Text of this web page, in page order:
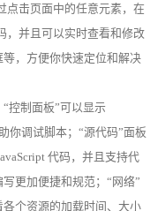
点击页面中的任意元素，在
，并且可以实时查看和修改
等，方便你快速定位和解决
控制面板”可以显示
你调试脚本；“源代码”面板
代码，并且支持代
更加便捷和规范；“网络”
个资源的加载时间、大小